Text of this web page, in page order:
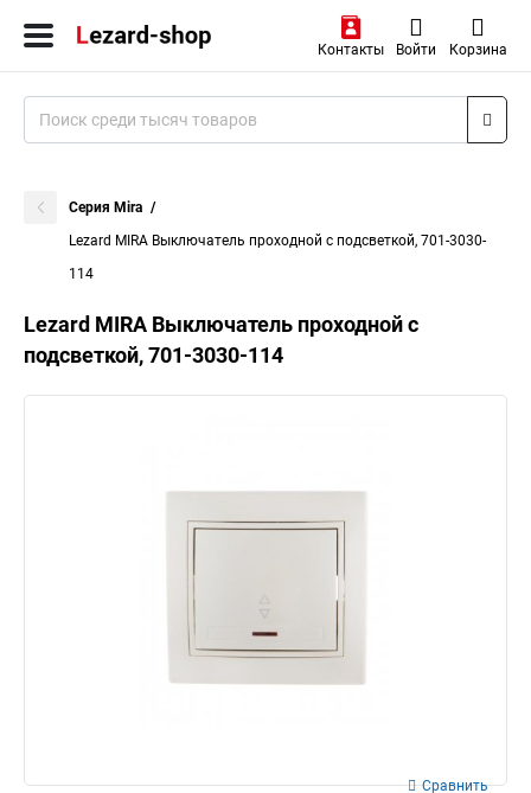
Контакты Войти Корзина
Серия Mira
Lezard MIRA Выключатель проходной с подсветкой, 701-3030-
114
Lezard MIRA Выключатель проходной с
подсветкой, 701-3030-114
Сравнить